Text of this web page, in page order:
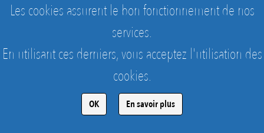
LE PLESSIS-ROBINSON - 18 HERRIOT
Les cookies assurent le bon fonctionnement de nos
services.
En utilisant ces derniers, vous acceptez l'utilisation des
cookies.
OK En savoir plus